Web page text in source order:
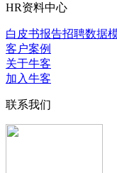
HR资料中心
白皮书报告招聘数据
客户案例
关于牛客
加入牛客
联系我们